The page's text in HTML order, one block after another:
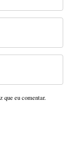
que eu comentar.